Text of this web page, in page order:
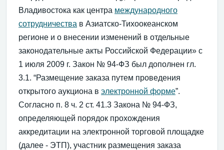
Владивостока как центра международного
сотрудничества в Азиатско-Тихоокеанском
регионе и о внесении изменений в отдельные
законодательные акты Российской Федерации» с
1 июля 2009 г. Закон № 94-ФЗ был дополнен гл.
3.1. “Размещение заказа путем проведения
открытого аукциона в электронной форме”.
Согласно п. 8 ч. 2 ст. 41.3 Закона № 94-ФЗ,
определяющей порядок прохождения
аккредитации на электронной торговой площадке
(далее - ЭТП), участник размещения заказа